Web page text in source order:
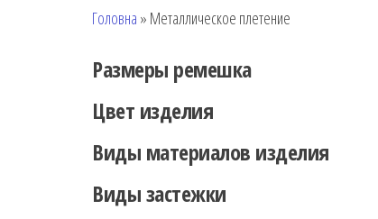
Головна » Металлическое плетение
Размеры ремешка
Цвет изделия
Виды материалов изделия
Виды застежки